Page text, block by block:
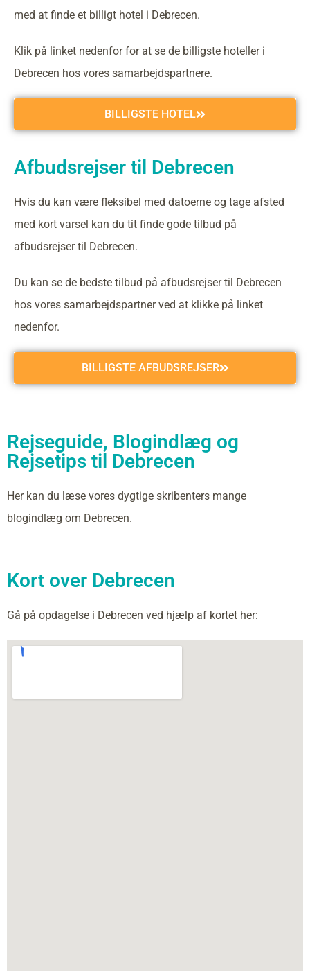
med at finde et billigt hotel i Debrecen.
Klik på linket nedenfor for at se de billigste hoteller i
Debrecen hos vores samarbejdspartnere.
BILLIGSTE HOTEL
Afbudsrejser til Debrecen
Hvis du kan være fleksibel med datoerne og tage afsted
med kort varsel kan du tit finde gode tilbud på
afbudsrejser til Debrecen.
Du kan se de bedste tilbud på afbudsrejser til Debrecen
hos vores samarbejdspartner ved at klikke på linket
nedenfor.
BILLIGSTE AFBUDSREJSER
Rejseguide, Blogindlæg og
Rejsetips til Debrecen
Her kan du læse vores dygtige skribenters mange
blogindlæg om Debrecen.
Kort over Debrecen
Gå på opdagelse i Debrecen ved hjælp af kortet her: